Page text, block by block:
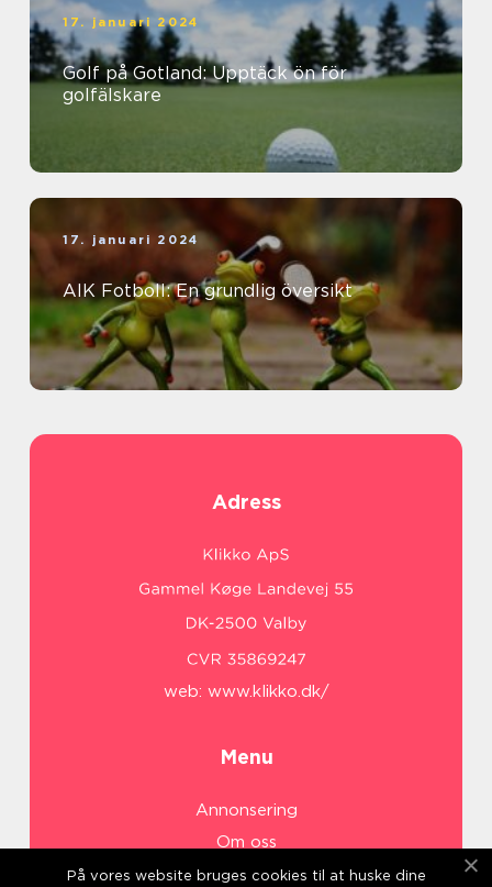
17. januari 2024
Golf på Gotland: Upptäck ön för
golfälskare
17. januari 2024
AIK Fotboll: En grundlig översikt
Adress
web: www.klikko.dk/
Menu
Annonsering
Om oss
Cookies
På vores website bruges cookies til at huske dine